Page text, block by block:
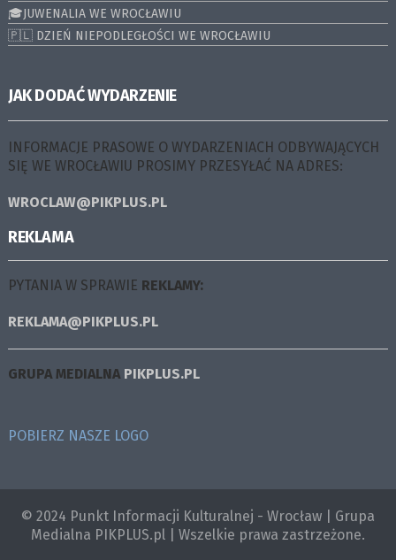
🎓JUWENALIA WE WROCŁAWIU
🇵🇱 DZIEŃ NIEPODLEGŁOŚCI WE WROCŁAWIU
JAK DODAĆ WYDARZENIE
INFORMACJE PRASOWE O WYDARZENIACH ODBYWAJĄCYCH
SIĘ WE WROCŁAWIU PROSIMY PRZESYŁAĆ NA ADRES:
WROCLAW@PIKPLUS.PL
REKLAMA
PYTANIA W SPRAWIE REKLAMY:
REKLAMA@PIKPLUS.PL
GRUPA MEDIALNA PIKPLUS.PL
POBIERZ NASZE LOGO
© 2024 Punkt Informacji Kulturalnej - Wrocław | Grupa
Medialna PIKPLUS.pl | Wszelkie prawa zastrzeżone.